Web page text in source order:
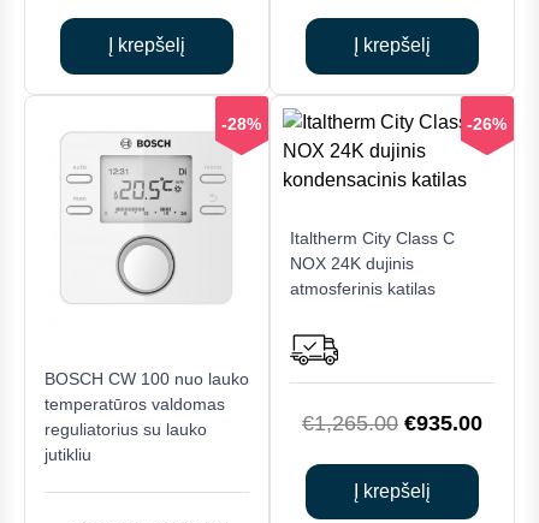
was:
€1,563.00.
€1,160.00.
Į krepšelį
was:
€1,579.00.
Į krepšelį
-28%
BOSCH CW 100 nuo lauko
temperatūros valdomas
reguliatorius su lauko
jutikliu
-26%
Italtherm City Class C
NOX 24K dujinis
atmosferinis katilas
€1,265.00 Original
was:
€935.00
Į krepšelį